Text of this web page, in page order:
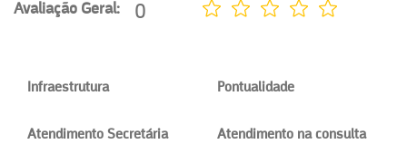
Avaliação Geral: 0
Infraestrutura Pontualidade
Atendimento Secretária Atendimento na consulta